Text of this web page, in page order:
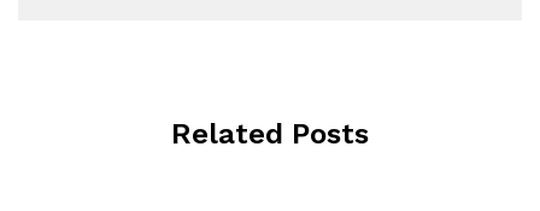
Related Posts